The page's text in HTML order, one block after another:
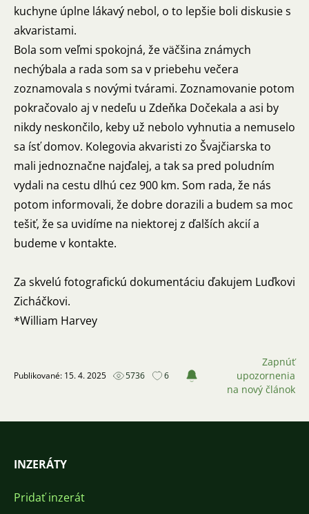
kuchyne úplne lákavý nebol, o to lepšie boli diskusie s
akvaristami.
Bola som veľmi spokojná, že väčšina známych
nechýbala a rada som sa v priebehu večera
zoznamovala s novými tvárami. Zoznamovanie potom
pokračovalo aj v nedeľu u Zdeňka Dočekala a asi by
nikdy neskončilo, keby už nebolo vyhnutia a nemuselo
sa ísť domov. Kolegovia akvaristi zo Švajčiarska to
mali jednoznačne najďalej, a tak sa pred poludním
vydali na cestu dlhú cez 900 km. Som rada, že nás
potom informovali, že dobre dorazili a budem sa moc
tešiť, že sa uvidíme na niektorej z ďalších akcií a
budeme v kontakte.
Za skvelú fotografickú dokumentáciu ďakujem Luďkovi
Zicháčkovi.
*William Harvey
Publikované: 15. 4. 2025 5736 6
Zapnúť
upozornenia
na nový článok
INZERÁTY
Pridať inzerát